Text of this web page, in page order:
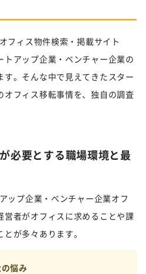
フィス物件検索・掲載サイト
トアップ企業・ベンチャー企業の
す。そんな中で見えてきたスター
オフィス移転事情を、独自の調査
必要とする職場環境と最
ップ企業・ベンチャー企業オフ
営者がオフィスに求めることや課
が多々あります。
悩み